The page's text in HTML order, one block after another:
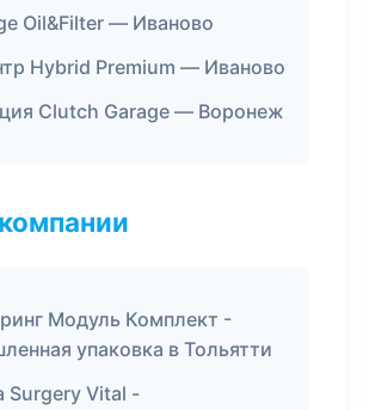
Oil&Filter — Иваново
Hybrid Premium — Иваново
Clutch Garage — Воронеж
Модуль Комплект -
упаковка в Тольятти
Surgery Vital -